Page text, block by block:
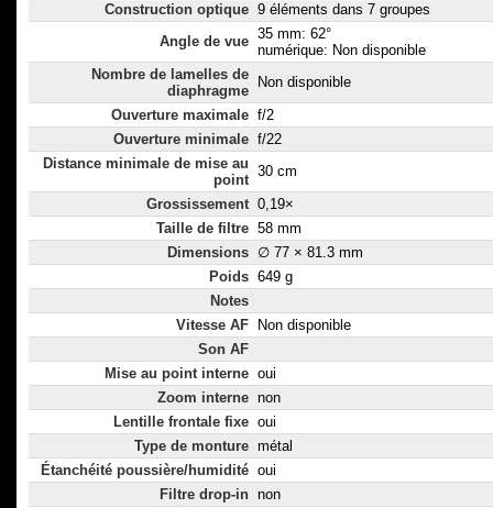
Construction optique 9 éléments dans 7 groupes
Angle de vue 35 mm: 62°
numérique: Non disponible
Nombre de lamelles de
diaphragme
Non disponible
Ouverture maximale f/2
Ouverture minimale f/22
Distance minimale de mise au
point
30 cm
Grossissement 0,19×
Taille de filtre 58 mm
Dimensions ∅ 77 × 81.3 mm
Poids 649 g
Notes
Vitesse AF
Non disponible
Son AF
Mise au point interne oui
Zoom interne non
Lentille frontale fixe oui
Type de monture métal
Étanchéité poussière/humidité oui
Filtre drop-in non